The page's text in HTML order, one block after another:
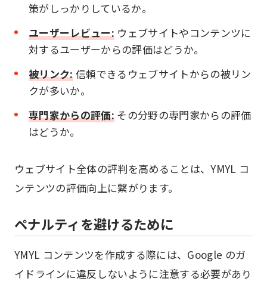
策がしっかりしているか。
ユーザーレビュー: ウェブサイトやコンテンツに
対するユーザーからの評価はどうか。
被リンク:信頼できるウェブサイトからの被リン
クが多いか。
専門家からの評価: その分野の専門家からの評価
はどうか。
ウェブサイト全体の評判を高めることは、YMYL コ
ンテンツの評価向上に繋がります。
ペナルティを避けるために
YMYL コンテンツを作成する際には、Google のガ
イドラインに違反しないように注意する必要があり